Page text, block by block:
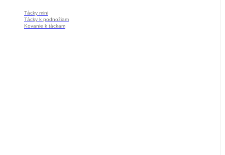
Tácky mini
Tácky k podnožiam
Kovanie k táckam